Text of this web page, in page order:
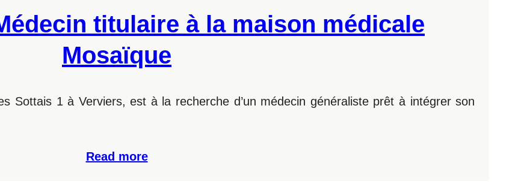
titulaire à la maison médicale
Mosaïque
Sottais 1 à Verviers, est à la recherche d’un médecin généraliste prêt à intégrer son
Read more